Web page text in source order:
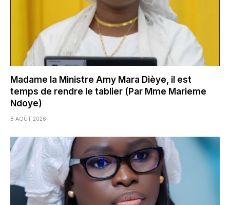
Madame la Ministre Amy Mara Dièye, il est
temps de rendre le tablier (Par Mme Marieme
Ndoye)
8 AOÛT 2026